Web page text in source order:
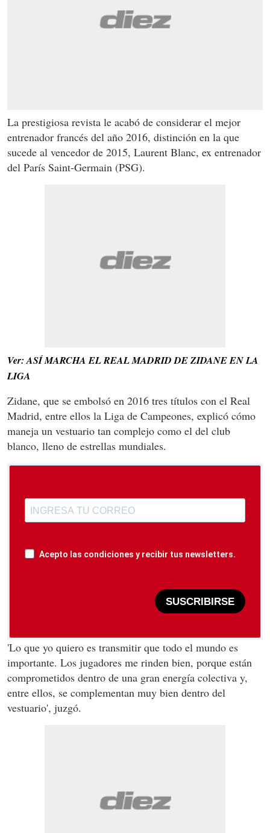
La prestigiosa revista le acabó de considerar el mejor
entrenador francés del año 2016, distinción en la que
sucede al vencedor de 2015, Laurent Blanc, ex entrenador
del París Saint-Germain (PSG).
Ver: ASÍ MARCHA EL REAL MADRID DE ZIDANE EN LA
LIGA
Zidane, que se embolsó en 2016 tres títulos con el Real
Madrid, entre ellos la Liga de Campeones, explicó cómo
maneja un vestuario tan complejo como el del club
blanco, lleno de estrellas mundiales.
Acepto las condiciones y recibir tus newsletters.
SUSCRIBIRSE
'Lo que yo quiero es transmitir que todo el mundo es
importante. Los jugadores me rinden bien, porque están
comprometidos dentro de una gran energía colectiva y,
entre ellos, se complementan muy bien dentro del
vestuario', juzgó.